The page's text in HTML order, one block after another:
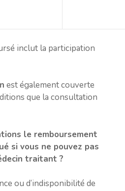
inclut la participation
est également couverte
que la consultation
le remboursement
si vous ne pouvez pas
traitant ?
ou d’indisponibilité de